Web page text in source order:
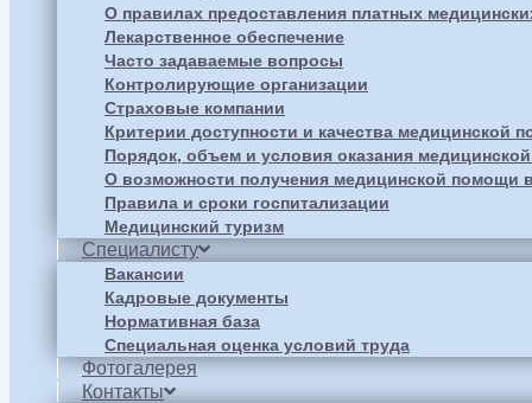
О правилах предоставления платных
Лекарственное обеспечение
Часто задаваемые вопросы
Контролирующие организации
Страховые компании
Критерии доступности и качества медицинской
Порядок, объем и условия оказания
О возможности получения медицинской помощи
Правила и сроки госпитализации
Медицинский туризм
Специалисту
Вакансии
Кадровые документы
Нормативная база
Специальная оценка условий труда
Фотогалерея
Контакты